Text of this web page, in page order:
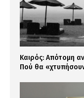
Καιρός: Απότομη
Πού θα